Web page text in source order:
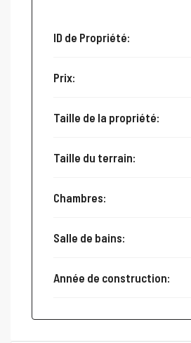
ID de Propriété:
Prix:
Taille de la propriété:
Taille du terrain:
Chambres:
Salle de bains:
Année de construction: